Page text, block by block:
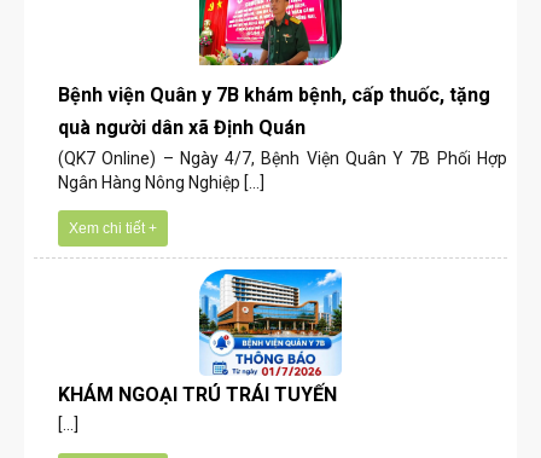
Bệnh viện Quân y 7B khám bệnh, cấp thuốc, tặng
quà người dân xã Định Quán
(QK7 Online) – Ngày 4/7, Bệnh Viện Quân Y 7B Phối Hợp
Ngân Hàng Nông Nghiệp [...]
Xem chi tiết +
KHÁM NGOẠI TRÚ TRÁI TUYẾN
[...]